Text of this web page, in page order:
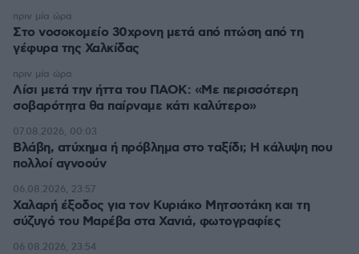
Στο νοσοκομείο 30χρονη μετά από πτώση από τη
γέφυρα της Χαλκίδας
πριν μία ώρα
Λίσι μετά την ήττα του ΠΑΟΚ: «Με περισσότερη
σοβαρότητα θα παίρναμε κάτι καλύτερο»
πριν μία ώρα
Βλάβη, ατύχημα ή πρόβλημα στο ταξίδι; Η κάλυψη που
πολλοί αγνοούν
07.08.2026, 00:03
Χαλαρή έξοδος για τον Κυριάκο Μητσοτάκη και τη
σύζυγό του Μαρέβα στα Χανιά, φωτογραφίες
06.08.2026, 23:57
06.08.2026, 23:54